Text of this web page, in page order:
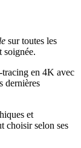
sur toutes les
soignée.
en 4K avec
dernières
et
choisir selon ses